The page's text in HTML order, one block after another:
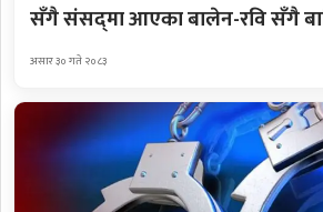
सँगै संसद्‌मा आएका बालेन-रवि सँगै
असार ३० गते २०८३